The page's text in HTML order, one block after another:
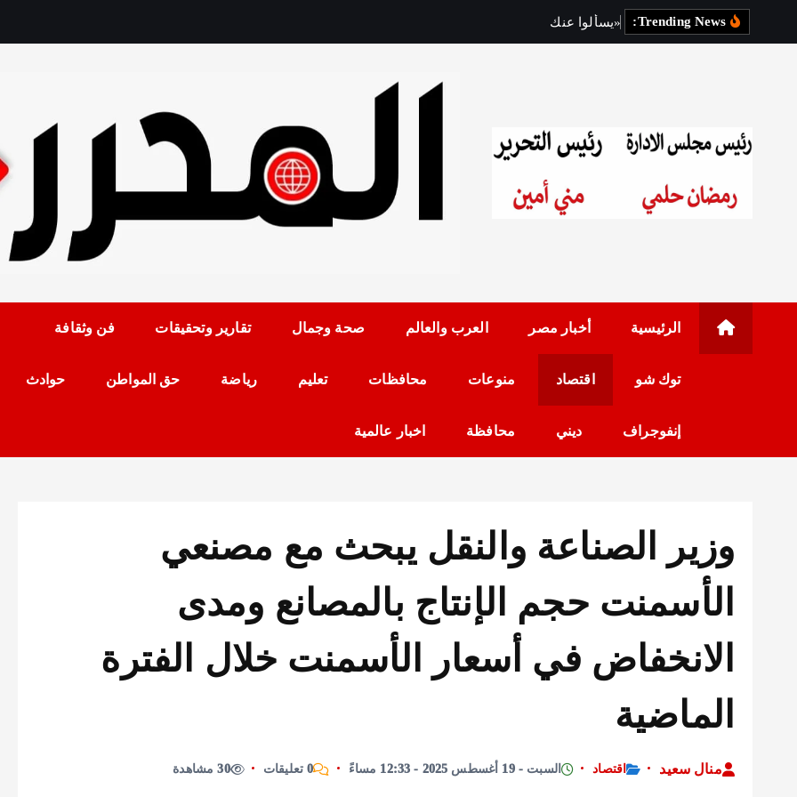
م
«يسألو عنك
رئيس مجلس الإدارة: رمضان حلمي رئيس
الرئيسية أخبار مصر العرب والعالم صحة وجمال تقارير وتحقيقات فن وثقافة
توك شو اقتصاد منوعات محافظات تعليم رياضة حق المواطن حوادث
إنفوجراف ديني محافظة اخبار عالمية
وزير الصناعة والنقل يبحث مع مصنعي
الأسمنت حجم الإنتاج بالمصانع ومدى
الانخفاض في أسعار الأسمنت خلال الفترة
الماضية
منال سعيد اقتصاد السبت - 19 أغسطس 2025 - 12:33 مساءً 0 تعليقات 30 مشاهدة